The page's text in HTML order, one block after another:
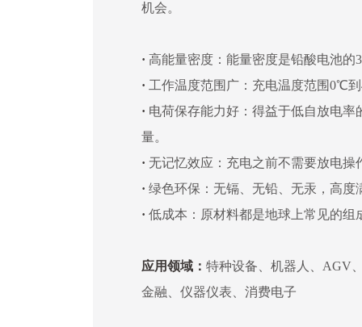
机会。
· 高能量密度：能量密度是铅酸电池的
· 工作温度范围广：充电温度范围0℃
· 电荷保存能力好：得益于低自放电
量。
· 无记忆效应：充电之前不需要放电操
· 绿色环保：无镉、无铅、无汞，高度
· 低成本：原材料都是地球上常见的组
应用领域： 特种设备、机器人、AGV
金融、仪器仪表、消费电子